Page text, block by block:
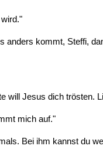
kommt, Steffi,
will Jesus dich trösten.
mich auf."
Bei ihm kannst du